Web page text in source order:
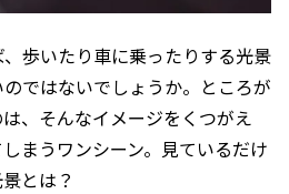
歩いたり車に乗ったりする光景
ではないでしょうか。ところが
、そんなイメージをくつがえ
まうワンシーン。見ているだけ
とは？